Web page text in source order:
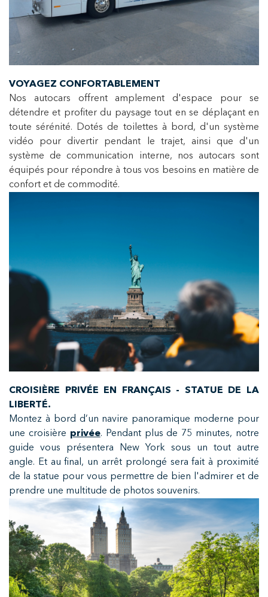
VOYAGEZ CONFORTABLEMENT
Nos autocars offrent amplement d'espace pour se
détendre et profiter du paysage tout en se déplaçant en
toute sérénité. Dotés de toilettes à bord, d'un système
vidéo pour divertir pendant le trajet, ainsi que d'un
système de communication interne, nos autocars sont
équipés pour répondre à tous vos besoins en matière de
confort et de commodité.
CROISIÈRE PRIVÉE EN FRANÇAIS - STATUE DE LA
LIBERTÉ.
Montez à bord d’un navire panoramique moderne pour
une croisière privée. Pendant plus de 75 minutes, notre
guide vous présentera New York sous un tout autre
angle. Et au final, un arrêt prolongé sera fait à proximité
de la statue pour vous permettre de bien l'admirer et de
prendre une multitude de photos souvenirs.